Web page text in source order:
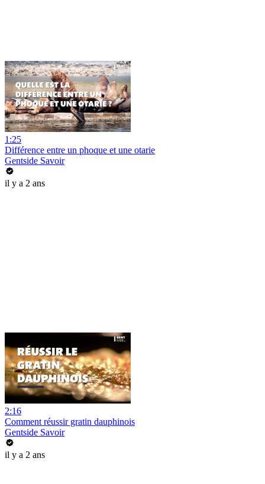
1:25
Différence entre un phoque et une otarie
Gentside Savoir
il y a 2 ans
2:16
Comment réussir gratin dauphinois
Gentside Savoir
il y a 2 ans